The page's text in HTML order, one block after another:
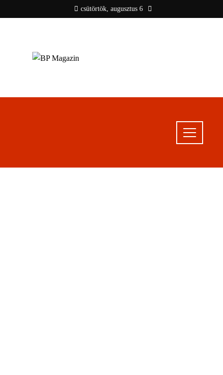
csütörtök, augusztus 6